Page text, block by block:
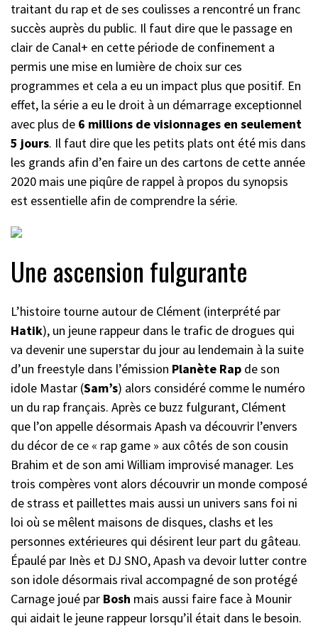
traitant du rap et de ses coulisses a rencontré un franc
succès auprès du public. Il faut dire que le passage en
clair de Canal+ en cette période de confinement a
permis une mise en lumière de choix sur ces
programmes et cela a eu un impact plus que positif. En
effet, la série a eu le droit à un démarrage exceptionnel
avec plus de 6 millions de visionnages en seulement
5 jours. Il faut dire que les petits plats ont été mis dans
les grands afin d’en faire un des cartons de cette année
2020 mais une piqûre de rappel à propos du synopsis
est essentielle afin de comprendre la série.
Une ascension fulgurante
L’histoire tourne autour de Clément (interprété par
Hatik), un jeune rappeur dans le trafic de drogues qui
va devenir une superstar du jour au lendemain à la suite
d’un freestyle dans l’émission Planète Rap de son
idole Mastar (Sam’s) alors considéré comme le numéro
un du rap français. Après ce buzz fulgurant, Clément
que l’on appelle désormais Apash va découvrir l’envers
du décor de ce « rap game » aux côtés de son cousin
Brahim et de son ami William improvisé manager. Les
trois compères vont alors découvrir un monde composé
de strass et paillettes mais aussi un univers sans foi ni
loi où se mêlent maisons de disques, clashs et les
personnes extérieures qui désirent leur part du gâteau.
Épaulé par Inès et DJ SNO, Apash va devoir lutter contre
son idole désormais rival accompagné de son protégé
Carnage joué par Bosh mais aussi faire face à Mounir
qui aidait le jeune rappeur lorsqu’il était dans le besoin.